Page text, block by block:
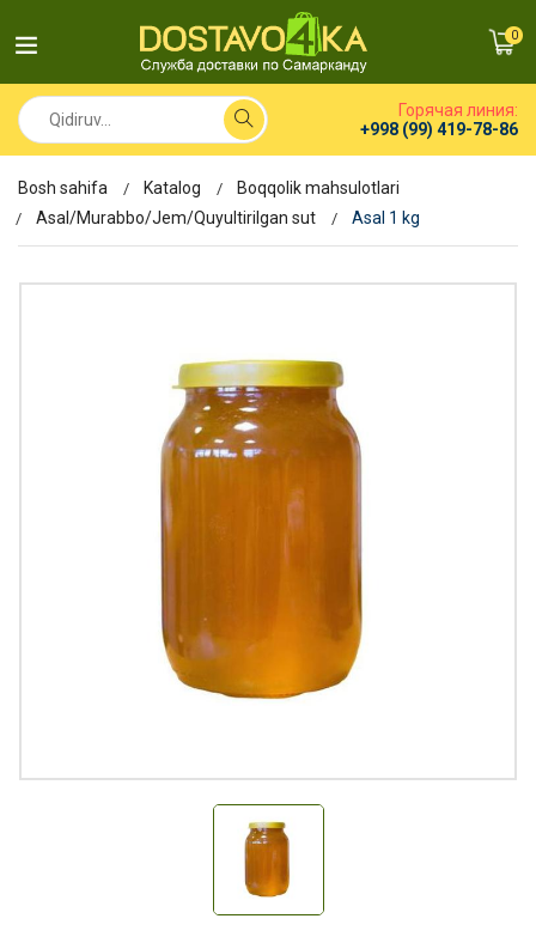
0
Горячая линия:
+998 (99) 419-78-86
Bosh sahifa Katalog
Boqqolik mahsulotlari
Asal/Murabbo/Jem/Quyultirilgan sut
Asal 1 kg